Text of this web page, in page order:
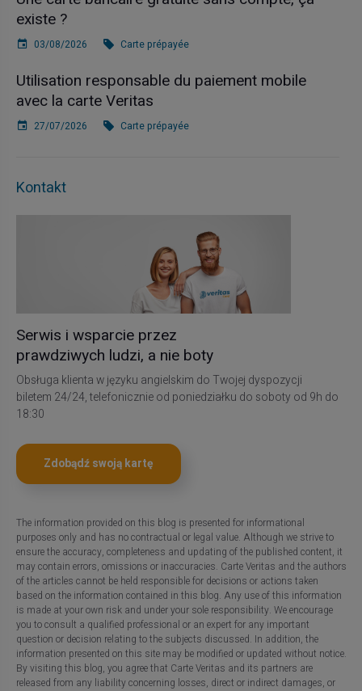
existe ?
03/08/2026 Carte prépayée
Utilisation responsable du paiement mobile
avec la carte Veritas
27/07/2026 Carte prépayée
Kontakt
Serwis i wsparcie przez
prawdziwych ludzi, a nie boty
Obsługa klienta w języku angielskim do Twojej dyspozycji
biletem 24/24, telefonicznie od poniedziałku do soboty od 9h do
18:30
Zdobądź swoją kartę
The information provided on this blog is presented for informational
purposes only and has no contractual or legal value. Although we strive to
ensure the accuracy, completeness and updating of the published content, it
may contain errors, omissions or inaccuracies. Carte Veritas and the authors
of the articles cannot be held responsible for decisions or actions taken
based on the information contained in this blog. Any use of this information
is made at your own risk and under your sole responsibility. We encourage
you to consult a qualified professional or an expert for any important
question or decision relating to the subjects discussed. In addition, the
information presented on this site may be modified or updated without notice.
By visiting this blog, you agree that Carte Veritas and its partners are
released from any liability concerning losses, direct or indirect damages, or